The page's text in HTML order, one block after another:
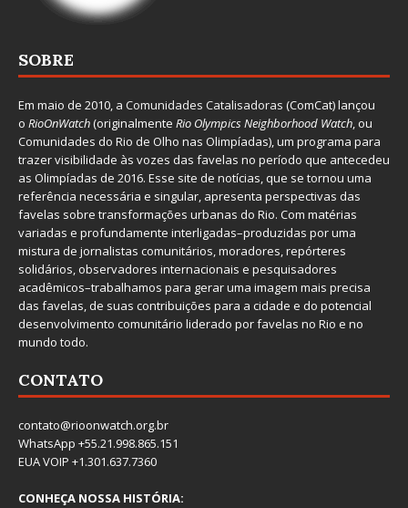
SOBRE
Em maio de 2010, a Comunidades Catalisadoras (ComCat) lançou
o RioOnWatch(originalmente Rio Olympics Neighborhood Watch, ou
Comunidades do Rio de Olho nas Olimpíadas), um programa para
trazer visibilidade às vozes das favelas no período que antecedeu
as Olimpíadas de 2016. Esse site de notícias, que se tornou uma
referência necessária e singular, apresenta perspectivas das
favelas sobre transformações urbanas do Rio. Com matérias
variadas e profundamente interligadas–produzidas por uma
mistura de jornalistas comunitários, moradores, repórteres
solidários, observadores internacionais e pesquisadores
acadêmicos–trabalhamos para gerar uma imagem mais precisa
das favelas, de suas contribuições para a cidade e do potencial
desenvolvimento comunitário liderado por favelas no Rio e no
mundo todo.
CONTATO
contato@rioonwatch.org.br
WhatsApp +55.21.998.865.151
EUA VOIP +1.301.637.7360
CONHEÇA NOSSA HISTÓRIA: